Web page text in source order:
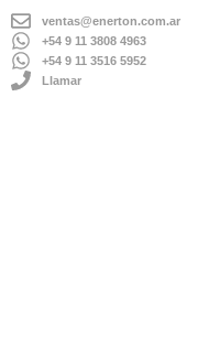
ventas@enerton.com.ar
+54 9 11 3808 4963
+54 9 11 3516 5952
Llamar